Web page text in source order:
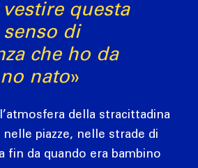
questa
di
che ho da
nato»
della stracittadina
nelle piazze, nelle strade di
fin da quando era bambino